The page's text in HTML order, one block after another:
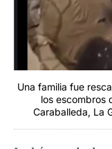
Una familia fue
los escombros
Caraballeda, La